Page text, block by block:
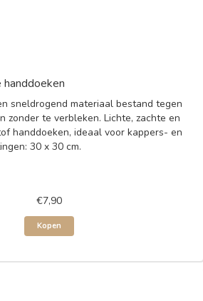
sneldrogend materiaal bestand tegen
zonder te verbleken. Lichte, zachte en
handdoeken, ideaal voor kappers- en
30 x 30 cm.
€7,90
Kopen